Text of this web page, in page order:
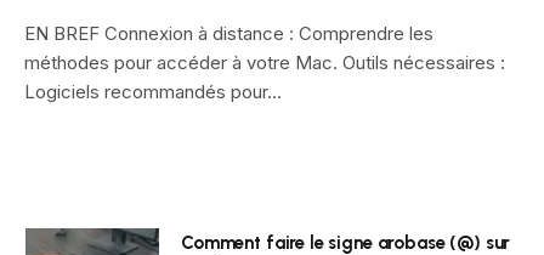
EN BREF Connexion à distance : Comprendre les
méthodes pour accéder à votre Mac. Outils nécessaires :
Logiciels recommandés pour…
Comment faire le signe arobase (@) sur